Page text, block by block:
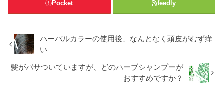
Pocket feedly
ハーバルカラーの使用後、なんとなく頭皮がむず痒
い
髪がパサついていますが、どのハーブシャンプーが
おすすめですか？